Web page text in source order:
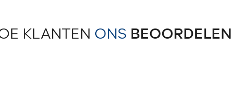
KLANTEN ONS BEOORDELEN